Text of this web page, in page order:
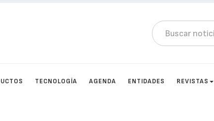
TECNOLOGÍA AGENDA ENTIDADES REVISTAS